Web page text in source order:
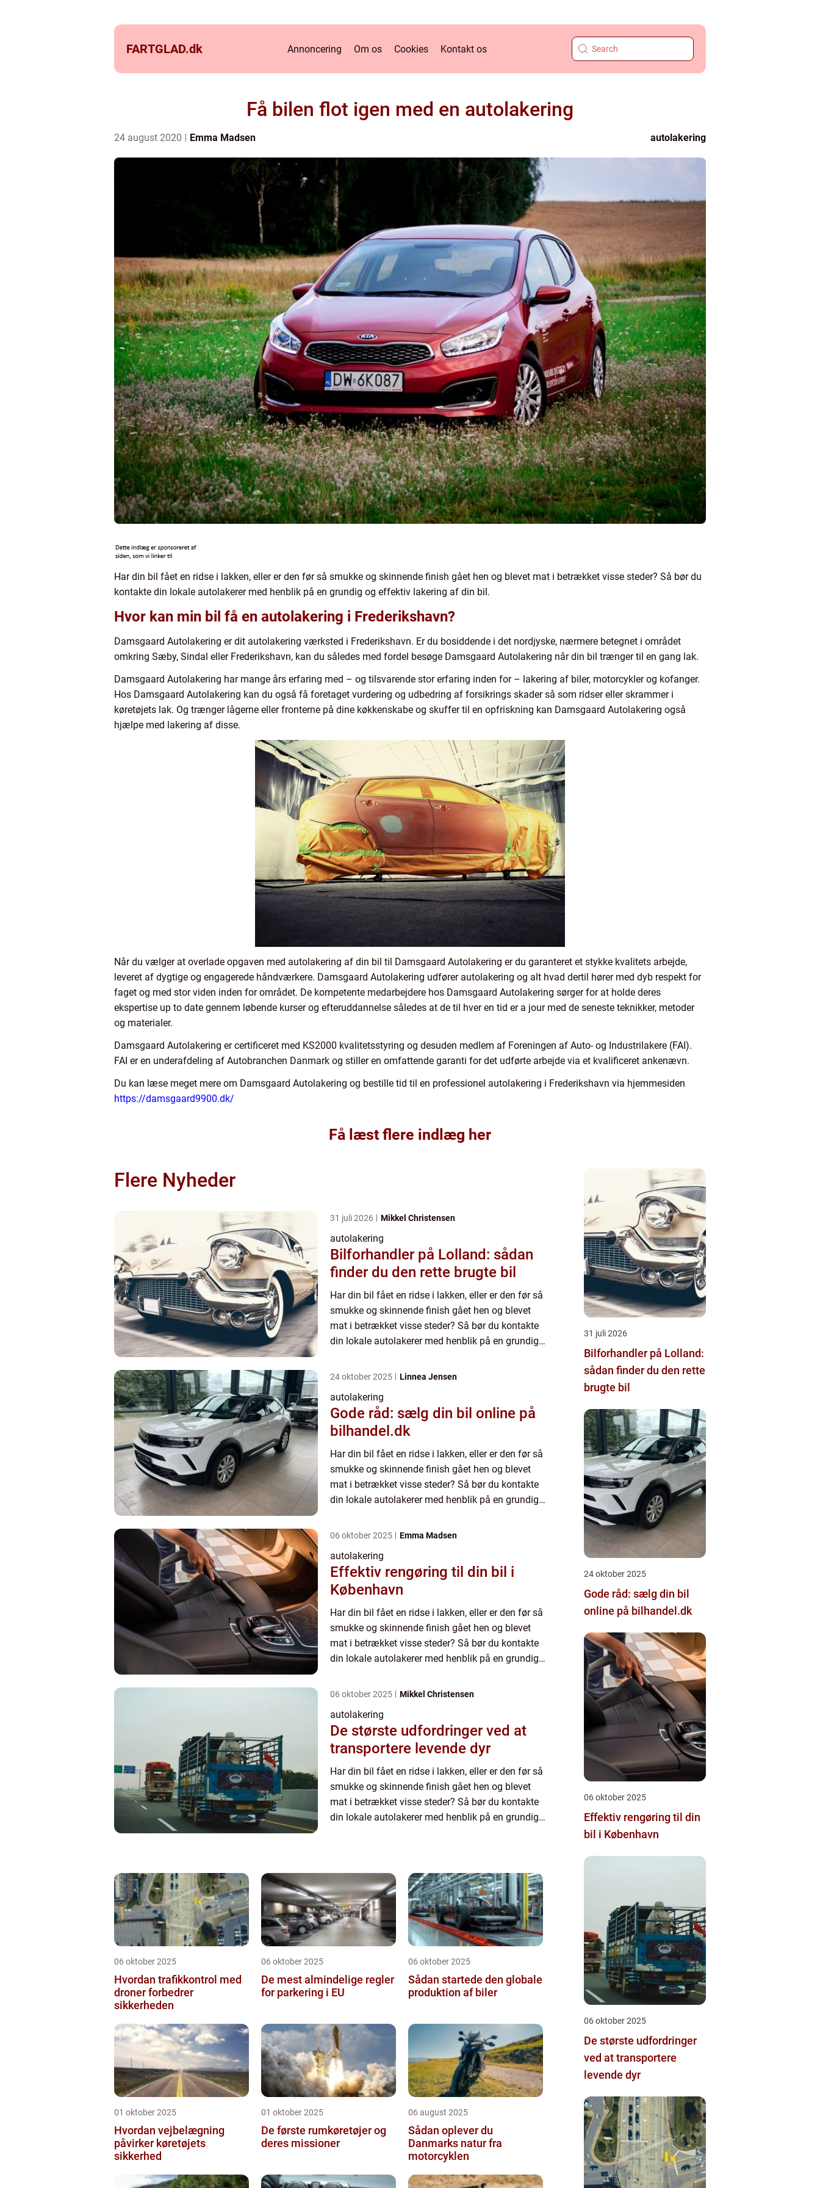
FARTGLAD.dk Annoncering Om os Cookies Kontakt os
Få bilen flot igen med en autolakering
24 august 2020 Emma Madsen autolakering
Har din bil fået en ridse i lakken, eller er den før så smukke og skinnende finish gået hen og blevet mat i betrækket visse steder? Så bør du
kontakte din lokale autolakerer med henblik på en grundig og effektiv lakering af din bil.
Hvor kan min bil få en autolakering i Frederikshavn?
Damsgaard Autolakering er dit autolakering værksted i Frederikshavn. Er du bosiddende i det nordjyske, nærmere betegnet i området
omkring Sæby, Sindal eller Frederikshavn, kan du således med fordel besøge Damsgaard Autolakering når din bil trænger til en gang lak.
Damsgaard Autolakering har mange års erfaring med – og tilsvarende stor erfaring inden for – lakering af biler, motorcykler og kofanger.
Hos Damsgaard Autolakering kan du også få foretaget vurdering og udbedring af forsikrings skader så som ridser eller skrammer i
køretøjets lak. Og trænger lågerne eller fronterne på dine køkkenskabe og skuffer til en opfriskning kan Damsgaard Autolakering også
hjælpe med lakering af disse.
Når du vælger at overlade opgaven med autolakering af din bil til Damsgaard Autolakering er du garanteret et stykke kvalitets arbejde,
leveret af dygtige og engagerede håndværkere. Damsgaard Autolakering udfører autolakering og alt hvad dertil hører med dyb respekt for
faget og med stor viden inden for området. De kompetente medarbejdere hos Damsgaard Autolakering sørger for at holde deres
ekspertise up to date gennem løbende kurser og efteruddannelse således at de til hver en tid er a jour med de seneste teknikker, metoder
og materialer.
Damsgaard Autolakering er certificeret med KS2000 kvalitetsstyring og desuden medlem af Foreningen af Auto- og Industrilakere (FAI).
FAI er en underafdeling af Autobranchen Danmark og stiller en omfattende garanti for det udførte arbejde via et kvalificeret ankenævn.
Du kan læse meget mere om Damsgaard Autolakering og bestille tid til en professionel autolakering i Frederikshavn via hjemmesiden
https://damsgaard9900.dk/
Få læst flere indlæg her
Flere Nyheder
31 juli 2026 Mikkel Christensen
autolakering
Bilforhandler på Lolland: sådan
finder du den rette brugte bil
Har din bil fået en ridse i lakken, eller er den før så
smukke og skinnende finish gået hen og blevet
mat i betrækket visse steder? Så bør du kontakte
din lokale autolakerer med henblik på en grundig
24 oktober 2025 Linnea Jensen
autolakering
Gode råd: sælg din bil online på
bilhandel.dk
Har din bil fået en ridse i lakken, eller er den før så
smukke og skinnende finish gået hen og blevet
mat i betrækket visse steder? Så bør du kontakte
din lokale autolakerer med henblik på en grundig
06 oktober 2025 Emma Madsen
autolakering
Effektiv rengøring til din bil i
København
Har din bil fået en ridse i lakken, eller er den før så
smukke og skinnende finish gået hen og blevet
mat i betrækket visse steder? Så bør du kontakte
din lokale autolakerer med henblik på en grundig
06 oktober 2025 Mikkel Christensen
autolakering
De største udfordringer ved at
transportere levende dyr
Har din bil fået en ridse i lakken, eller er den før så
smukke og skinnende finish gået hen og blevet
mat i betrækket visse steder? Så bør du kontakte
din lokale autolakerer med henblik på en grundig
06 oktober 2025
Hvordan trafikkontrol med
droner forbedrer
sikkerheden
06 oktober 2025
De mest almindelige regler
for parkering i EU
06 oktober 2025
Sådan startede den globale
produktion af biler
01 oktober 2025
Hvordan vejbelægning
påvirker køretøjets
sikkerhed
01 oktober 2025
De første rumkøretøjer og
deres missioner
06 august 2025
Sådan oplever du
Danmarks natur fra
motorcyklen
31 juli 2026
Bilforhandler på Lolland:
sådan finder du den rette
brugte bil
24 oktober 2025
Gode råd: sælg din bil
online på bilhandel.dk
06 oktober 2025
Effektiv rengøring til din
bil i København
06 oktober 2025
De største udfordringer
ved at transportere
levende dyr